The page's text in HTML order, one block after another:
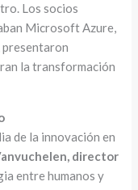
Los socios
Microsoft Azure,
presentaron
la transformación
de la innovación en
director
entre humanos y